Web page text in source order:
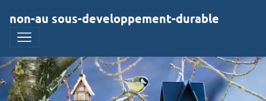
non-au sous-developpement-durable